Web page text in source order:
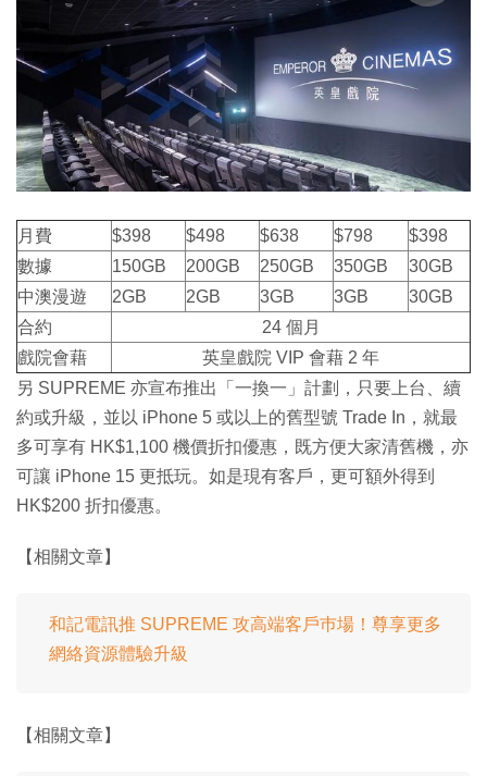
月費 $398 $498 $638 $798
$398
數據
150GB 200GB 250GB 350GB
30GB
中澳漫遊
2GB 2GB 3GB 3GB
30GB
合約
24 個月
戲院會藉
英皇戲院 VIP 會藉 2 年
另 SUPREME 亦宣布推出「一換一」計劃，只要上台、續
約或升級，並以 iPhone 5 或以上的舊型號 Trade In，就最
多可享有 HK$1,100 機價折扣優惠，既方便大家清舊機，亦
可讓 iPhone 15 更抵玩。如是現有客戶，更可額外得到
HK$200 折扣優惠。
【相關文章】
和記電訊推 SUPREME 攻高端客戶巿場！尊享更多
網絡資源體驗升級
【相關文章】